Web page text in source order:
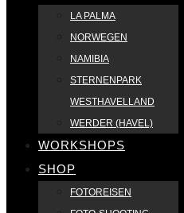
LA PALMA
NORWEGEN
NAMIBIA
STERNENPARK
WESTHAVELLAND
WERDER (HAVEL)
WORKSHOPS
SHOP
FOTOREISEN